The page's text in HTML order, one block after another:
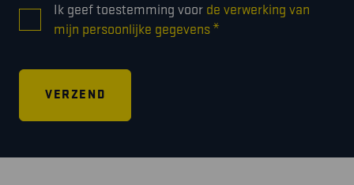
* Ik geef toestemming voor de verwerking van
mijn persoonlijke gegevens*